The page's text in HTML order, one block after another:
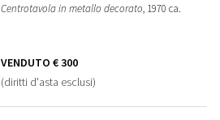
Centrotavola in metallo decorato, 1970 ca.
VENDUTO € 300
(diritti d'asta esclusi)